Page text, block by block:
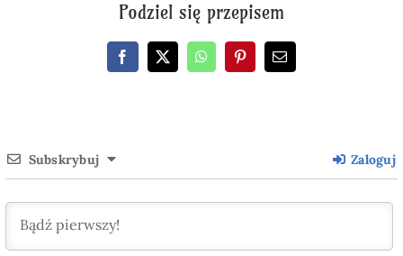
Podziel się przepisem
Subskrybuj Zaloguj